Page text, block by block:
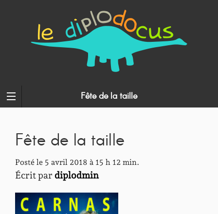
Fête de la taille
Fête de la taille
Posté le 5 avril 2018 à 15 h 12 min.
Écrit par diplodmin